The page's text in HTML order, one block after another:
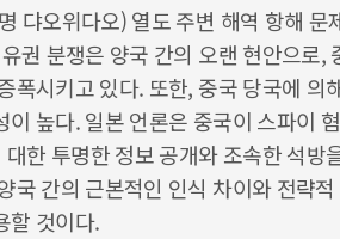
댜오위다오) 열도 주변 해역 항해 문
권 분쟁은 양국 간의 오랜 현안으로,
폭시키고 있다. 또한, 중국 당국에 의
이 높다. 일본 언론은 중국이 스파이
한 투명한 정보 공개와 조속한 석방
국 간의 근본적인 인식 차이와 전략
할 것이다.